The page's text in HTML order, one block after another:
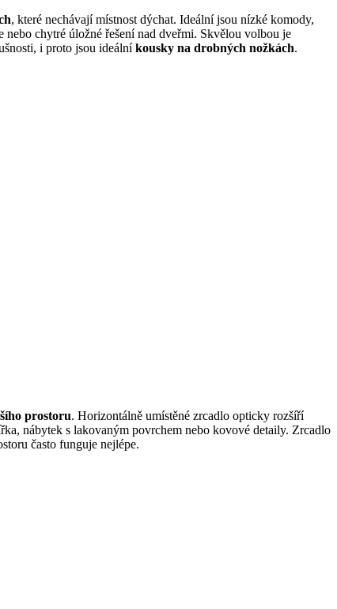
, které nechávají místnost dýchat. Ideální jsou nízké komody,
chytré úložné řešení nad dveřmi. Skvělou volbou je
i proto jsou ideálníkousky na drobných nožkách.
prostoru. Horizontálně umístěné zrcadlo opticky rozšíří
nábytek s lakovaným povrchem nebo kovové detaily. Zrcadlo
často funguje nejlépe.